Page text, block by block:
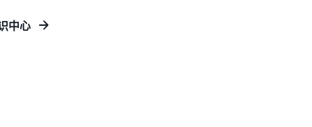
中心